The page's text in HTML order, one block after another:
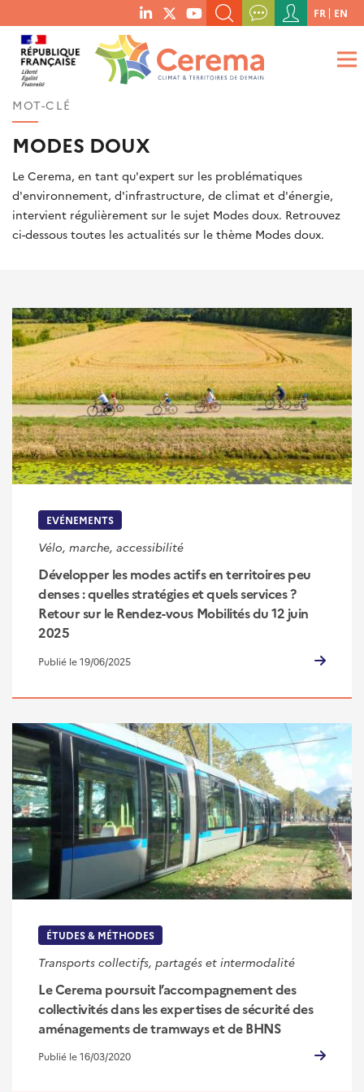
menu
social
links
RECHERCHER UN MOT-CLÉ, UNE PUBLICATION, ETC.
QUE RECHERCHEZ-VOUS ?
Menu
du
compte
de
FR EN
MOT-CLÉ
MODES DOUX
Le Cerema, en tant qu'expert sur les problématiques
d'environnement, d'infrastructure, de climat et d'énergie,
intervient régulièrement sur le sujet Modes doux. Retrouvez
ci-dessous toutes les actualités sur le thème Modes doux.
EVÉNEMENTS
Vélo, marche, accessibilité
Développer les modes actifs en territoires peu
denses : quelles stratégies et quels services ?
Retour sur le Rendez-vous Mobilités du 12 juin
2025
Publié le 19/06/2025
ÉTUDES & MÉTHODES
Transports collectifs, partagés et intermodalité
Le Cerema poursuit l’accompagnement des
collectivités dans les expertises de sécurité des
aménagements de tramways et de BHNS
Publié le 16/03/2020